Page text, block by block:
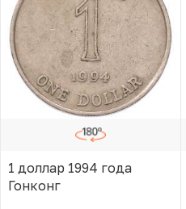
1 доллар 1994 года
Гонконг